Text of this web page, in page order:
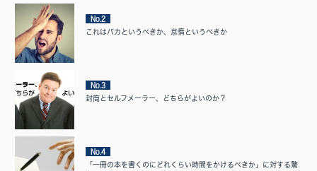
No.2
これはバカというべきか、怠惰というべきか
No.3
封筒とセルフメーラー、どちらがよいのか？
No.4
「一冊の本を書くのにどれくらい時間をかけるべきか」に対する驚